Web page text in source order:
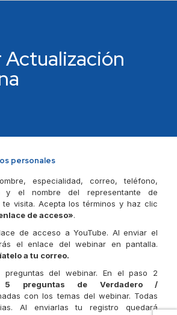
Actualización
personales
especialidad, correo, teléfono,
y el nombre del representante de
te visita. Acepta los términos y haz clic
de acceso».
de acceso a YouTube. Al enviar el
el enlace del webinar en pantalla.
a tu correo.
preguntas del webinar. En el paso 2
5 preguntas de Verdadero /
con los temas del webinar. Todas
Al enviarlas tu registro quedará